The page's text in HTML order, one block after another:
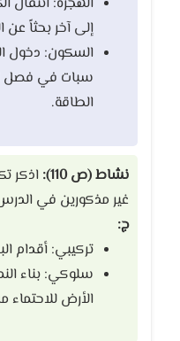
إلى آخر بحثاً عن
السكون: دخول
سبات في فصل
الطاقة.
نشاط (ص 110):
اذكر
غير مذكورين في
ج:
تركيبي: أقدام
سلوكي: بناء
الأرض للاحتماء